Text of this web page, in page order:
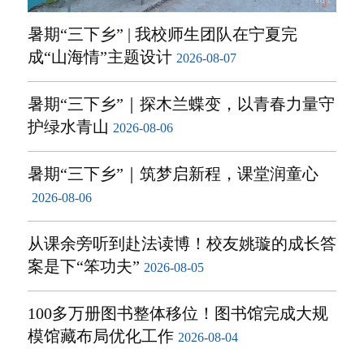
暑期“三下乡” | 我校师生团队在宁夏完
成“山海情”主题设计 2026-08-07
暑期“三下乡”｜探木兰蝶变，以青春力量守
护绿水青山 2026-08-06
暑期“三下乡”｜筑梦启新程，课堂润童心
2026-08-06
从课余旁听到赴法读博！校友姚璇的成长答
案是下“笨功夫” 2026-08-05
100多万册图书整体移位！图书馆完成大规
模馆藏布局优化工作 2026-08-04